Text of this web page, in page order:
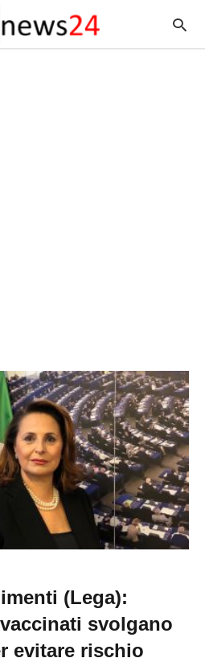
(Lega):
svolgano
evitare rischio